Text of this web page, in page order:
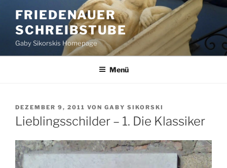
Inhalt
springen
FRIEDENAUER
SCHREIBSTUBE
Gaby Sikorskis Homepage
Menü
VERÖFFENTLICHT
AM
DEZEMBER 9, 2011 VON GABY SIKORSKI
Lieblingsschilder – 1. Die Klassiker